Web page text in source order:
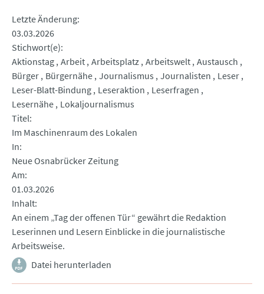
Letzte Änderung
03.03.2026
Stichwort(e)
Aktionstag Arbeit Arbeitsplatz Arbeitswelt Austausch
Bürger Bürgernähe Journalismus Journalisten
Leser
Leser-Blatt-Bindung Leseraktion
Leserfragen
Lesernähe Lokaljournalismus
Titel
Im Maschinenraum des Lokalen
In
Neue Osnabrücker Zeitung
Am
01.03.2026
Inhalt
An einem „Tag der offenen Tür“ gewährt die Redaktion
Leserinnen und Lesern Einblicke in die journalistische
Arbeitsweise.
Datei herunterladen